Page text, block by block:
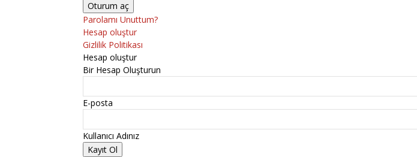
Parolamı Unuttum?
Hesap oluştur
Gizlilik Politikası
Hesap oluştur
Bir Hesap Oluşturun
E-posta
Kullanıcı Adınız